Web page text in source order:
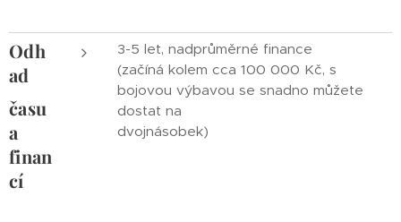
Odh
ad
času
a
finan
cí
3-5 let, nadprůměrné finance
(začíná kolem cca 100 000 Kč, s
bojovou výbavou se snadno můžete
dostat na
dvojnásobek)